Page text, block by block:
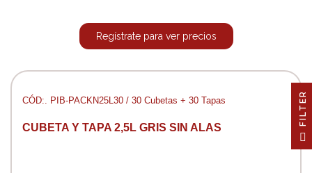
Regístrate para ver precios
CÓD:. PIB-PACKN25L30 / 30 Cubetas + 30 Tapas
CUBETA Y TAPA 2,5L GRIS SIN ALAS
R